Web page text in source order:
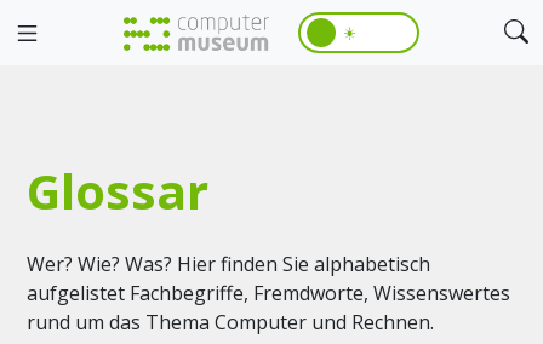
☀️
Glossar
Wer? Wie? Was? Hier finden Sie alphabetisch
aufgelistet Fachbegriffe, Fremdworte, Wissenswertes
rund um das Thema Computer und Rechnen.